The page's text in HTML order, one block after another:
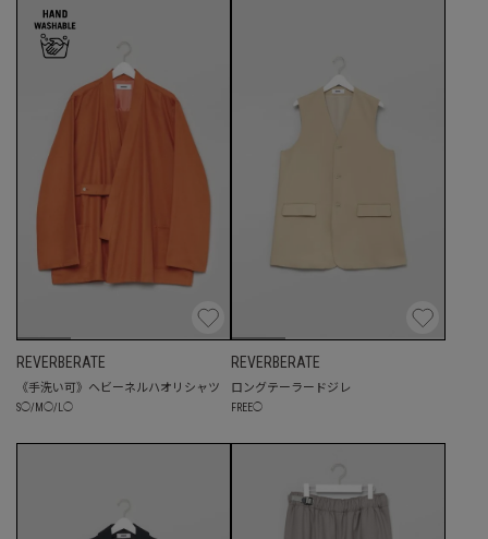
REVERBERATE
《手洗い可》ヘビーネルハオリシャツ
S◯/ M ◯/ L◯
REVERBERATE
ロングテーラードジレ
FREE◯